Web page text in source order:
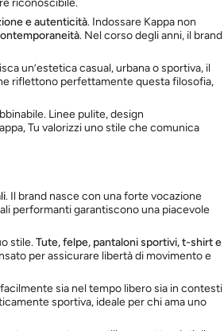
e autenticità. Indossare Kappa non
. Nel corso degli anni, il brand
un’estetica casual, urbana o sportiva, il
riflettono perfettamente questa filosofia,
Linee pulite, design
Tu valorizzi uno stile che comunica
. Il brand nasce con una forte vocazione
performanti garantiscono una piacevole
stile.Tute, felpe, pantaloni sportivi, t-shirt e
per assicurare libertà di movimento e
sia nel tempo libero sia in contesti
sportiva, ideale per chi ama uno